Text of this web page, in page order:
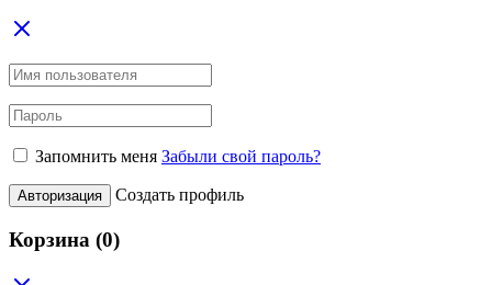
Запомнить меня Забыли свой пароль?
Авторизация Создать профиль
Корзина (0)